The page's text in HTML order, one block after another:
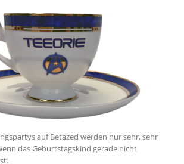
auf Betazed werden nur sehr, sehr
das Geburtstagskind gerade nicht